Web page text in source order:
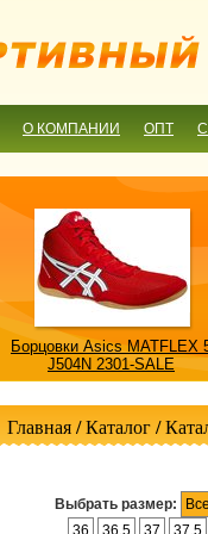
О КОМПАНИИ ОПТ
Борцовки Asics MATFLEX
J504N 2301-SALE
Главная/ Каталог /
Выбрать размер:
36
36.5 37 37.5